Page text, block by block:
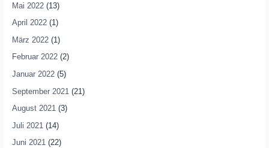
Mai 2022(13)
April 2022(1)
März 2022(1)
Februar 2022(2)
Januar 2022(5)
September 2021 (21)
August 2021(3)
Juli 2021 (14)
Juni 2021(22)